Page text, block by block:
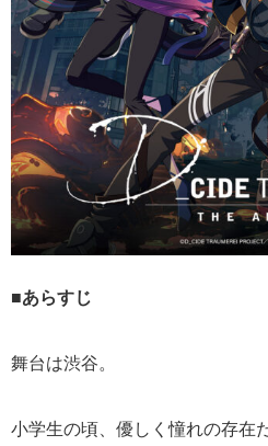
■あらすじ
舞台は渋谷。
小学生の頃、優しく憧れの存在